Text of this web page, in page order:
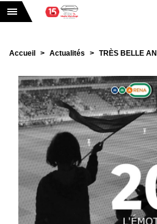
Toggle navigation
Accueil Actualités TRÈS BELLE